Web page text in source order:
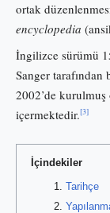
ortak
encyclopedia
İngilizce sürümü
Sanger tarafından
2002’de
içermektedir.[3]
İçindekiler
Tarihçe